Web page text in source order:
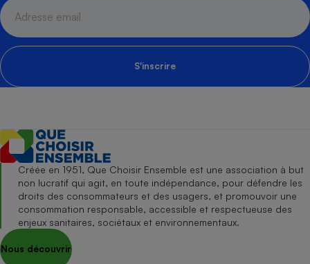
S'inscrire
Créée en 1951, Que Choisir Ensemble est une association à but
non lucratif qui agit, en toute indépendance, pour défendre les
droits des consommateurs et des usagers, et promouvoir une
consommation responsable, accessible et respectueuse des
enjeux sanitaires, sociétaux et environnementaux.
Nous découvrir